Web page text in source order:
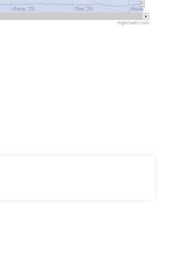
Июль '25 Янв '26 Июль…
Highcharts.com